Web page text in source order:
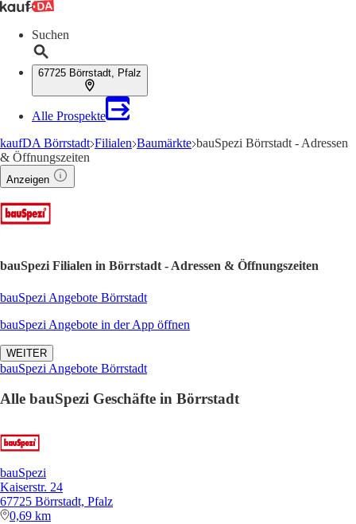
Suchen
67725 Börrstadt, Pfalz
Alle Prospekte
kaufDA Börrstadt Filialen Baumärkte bauSpezi Börrstadt - Adressen
& Öffnungszeiten
Anzeigen
bauSpezi Filialen in Börrstadt - Adressen & Öffnungszeiten
bauSpezi Angebote Börrstadt
bauSpezi Angebote in der App öffnen
WEITER
bauSpezi Angebote Börrstadt
Alle bauSpezi Geschäfte in Börrstadt
bauSpezi
Kaiserstr. 24
67725 Börrstadt, Pfalz
0,69 km